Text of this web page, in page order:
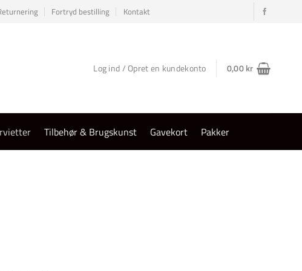
Fortryd bestilling Kontakt
Log ind / Opret en kundekonto 0,00kr
Tilbehør & Brugskunst Gavekort Pakker